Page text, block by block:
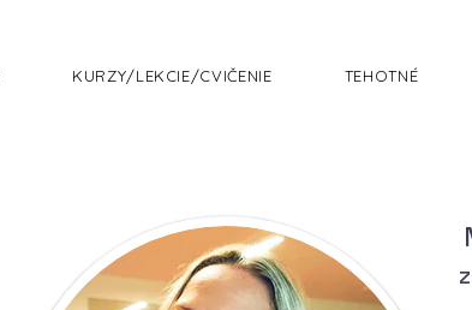
KURZY/LEKCIE/CVIČENIE TEHOTNÉ